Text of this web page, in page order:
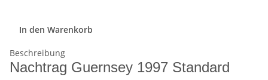
In den Warenkorb
Beschreibung
Nachtrag Guernsey 1997 Standard